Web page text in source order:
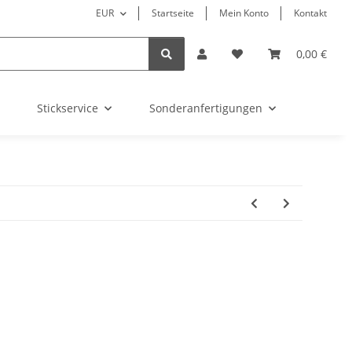
EUR Startseite Mein Konto Kontakt
0,00 €
Stickservice Sonderanfertigungen